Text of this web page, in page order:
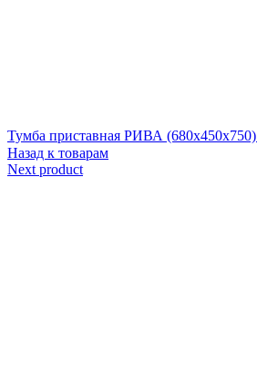
Тумба приставная РИВА (680х450х750)
Назад к товарам
Next product